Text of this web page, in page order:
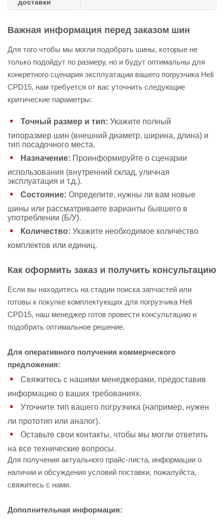
доставки
Важная информация перед заказом шин
Для того чтобы мы могли подобрать шины, которые не
только подойдут по размеру, но и будут оптимальны для
конкретного сценария эксплуатации вашего погрузчика Heli
CPD15, нам требуется от вас уточнить следующие
критические параметры:
Точный размер и тип: Укажите полный
типоразмер шин (внешний диаметр, ширина, длина) и
тип посадочного места.
Назначение: Проинформируйте о сценарии
использования (внутренний склад, уличная
эксплуатация и т.д.).
Состояние: Определите, нужны ли вам новые
шины или рассматриваете варианты бывшего в
употреблении (Б/У).
Количество: Укажите необходимое количество
комплектов или единиц.
Как оформить заказ и получить консультацию
Если вы находитесь на стадии поиска запчастей или
готовы к покупке комплектующих для погрузчика Heli
CPD15, наш менеджер готов провести консультацию и
подобрать оптимальное решение.
Для оперативного получения коммерческого
предложения:
Свяжитесь с нашими менеджерами, предоставив
информацию о ваших требованиях.
Уточните тип вашего погрузчика (например, нужен
ли прототип или аналог).
Оставьте свои контакты, чтобы мы могли ответить
на все технические вопросы.
Для получения актуального прайс-листа, информации о
наличии и обсуждения условий поставки, пожалуйста,
свяжитесь с нами.
Дополнительная информация: